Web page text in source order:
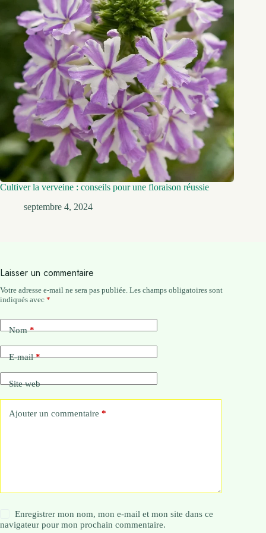
Cultiver la verveine : conseils pour une floraison réussie
septembre 4, 2024
Laisser un commentaire
Votre adresse e-mail ne sera pas publiée. Les champs obligatoires sont
indiqués avec *
Nom*
E-mail*
Site web
Ajouter un commentaire *
Enregistrer mon nom, mon e-mail et mon site dans ce
navigateur pour mon prochain commentaire.